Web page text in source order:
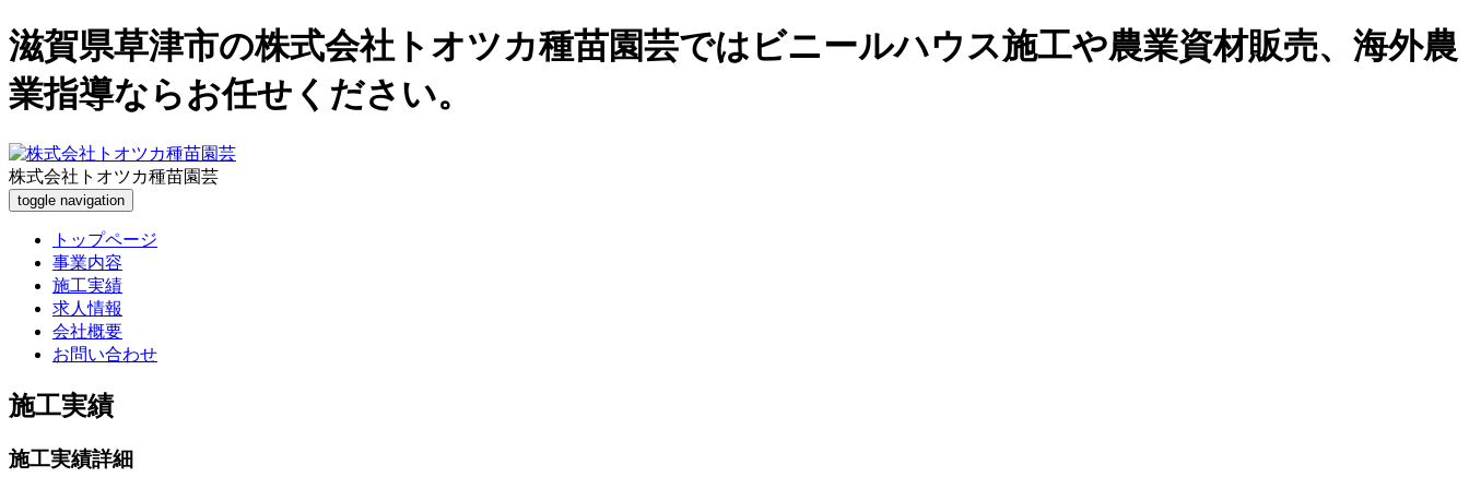
滋賀県草津市の株式会社トオツカ種苗園芸ではビニールハウス施工や農業資材販売、海外農
業指導ならお任せください。
株式会社トオツカ種苗園芸
toggle navigation
トップページ
事業内容
施工実績
求人情報
会社概要
お問い合わせ
施工実績
施工実績詳細